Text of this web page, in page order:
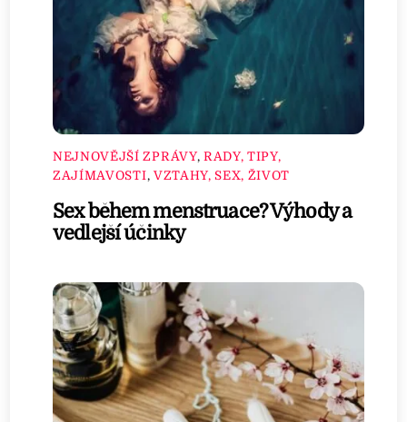
NEJNOVĚJŠÍ ZPRÁVY, RADY, TIPY,
ZAJÍMAVOSTI, VZTAHY, SEX, ŽIVOT
Sex během menstruace? Výhody a
vedlejší účinky